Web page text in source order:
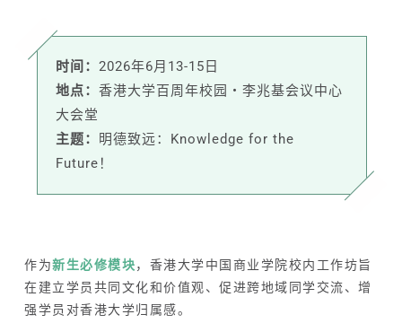
时间：2026年6月13-15日
地点：香港大学百周年校园・李兆基会议中心
大会堂
主题： 明德致远：Knowledge for the
Future！
作为新生必修模块，香港大学中国商业学院校内工作坊旨
在建立学员共同文化和价值观、促进跨地域同学交流、增
强学员对香港大学归属感。